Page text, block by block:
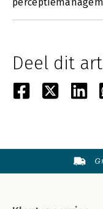
Deel dit